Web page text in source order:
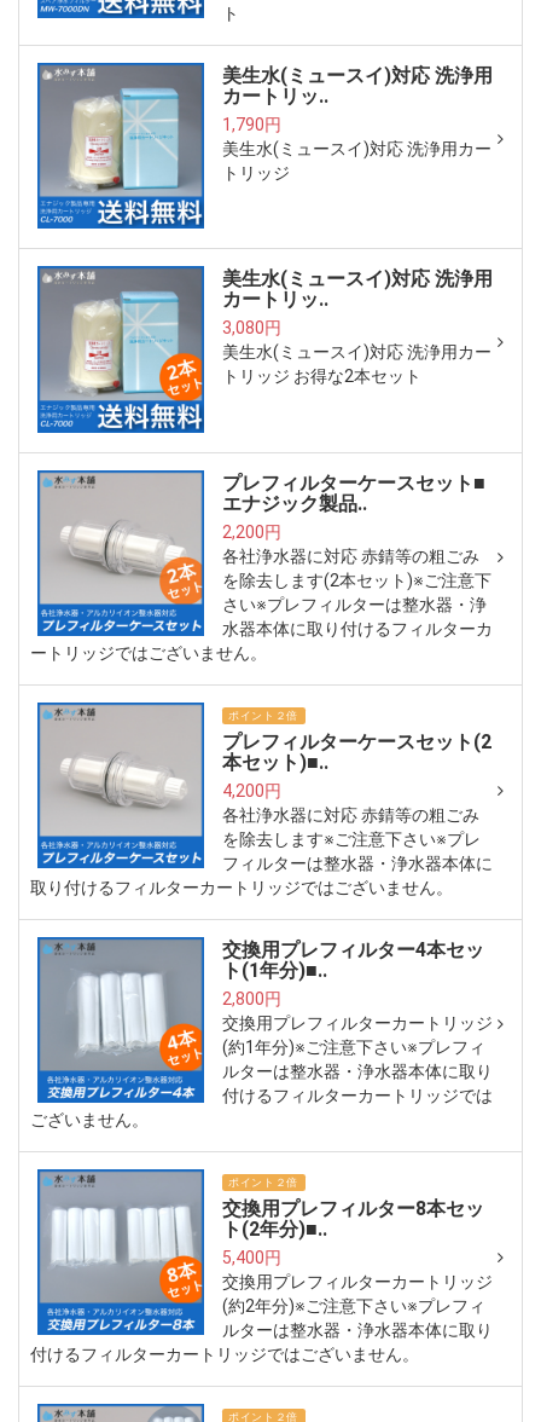
ト
美生水(ミュースイ)対応 洗浄用
カートリッ..
1,790円
美生水(ミュースイ)対応 洗浄用カー
トリッジ
美生水(ミュースイ)対応 洗浄用
カートリッ..
3,080円
美生水(ミュースイ)対応 洗浄用カー
トリッジ お得な2本セット
プレフィルターケースセット■
エナジック製品..
2,200円
各社浄水器に対応 赤錆等の粗ごみ
を除去します(2本セット)※ご注意下
さい※プレフィルターは整水器・浄
水器本体に取り付けるフィルターカ
ートリッジではございません。
ポイント２倍
プレフィルターケースセット(2
本セット)■..
4,200円
各社浄水器に対応 赤錆等の粗ごみ
を除去します※ご注意下さい※プレ
フィルターは整水器・浄水器本体に
取り付けるフィルターカートリッジではございません。
交換用プレフィルター4本セッ
ト(1年分)■..
2,800円
交換用プレフィルターカートリッジ
(約1年分)※ご注意下さい※プレフィ
ルターは整水器・浄水器本体に取り
付けるフィルターカートリッジでは
ございません。
ポイント２倍
交換用プレフィルター8本セッ
ト(2年分)■..
5,400円
交換用プレフィルターカートリッジ
(約2年分)※ご注意下さい※プレフィ
ルターは整水器・浄水器本体に取り
付けるフィルターカートリッジではございません。
ポイント２倍